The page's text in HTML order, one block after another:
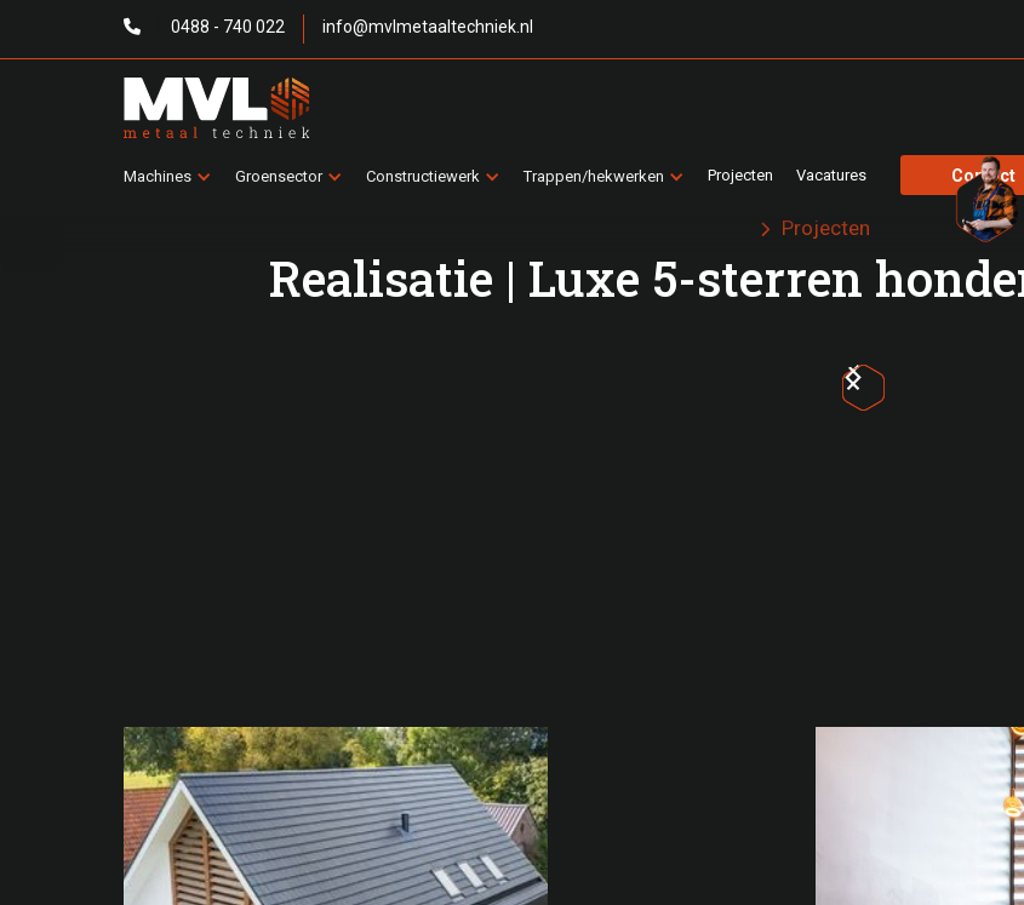
 0488 - 740 022 info@mvlmetaaltechniek.nl
Machines Groensector Constructiewerk Trappen/hekwerken Projecten Vacatures Contact
 Projecten
Realisatie | Luxe 5-sterren